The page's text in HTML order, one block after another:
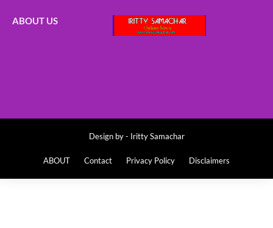
ABOUT US
Design by - Iritty Samachar
ABOUT Contact Privacy Policy Disclaimers